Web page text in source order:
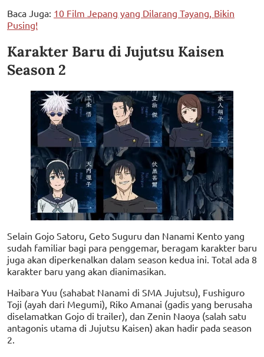
Baca Juga: 10 Film Jepang yang Dilarang Tayang, Bikin
Pusing!
Karakter Baru di Jujutsu Kaisen
Season 2
Selain Gojo Satoru, Geto Suguru dan Nanami Kento yang
sudah familiar bagi para penggemar, beragam karakter baru
juga akan diperkenalkan dalam season kedua ini. Total ada 8
karakter baru yang akan dianimasikan.
Haibara Yuu (sahabat Nanami di SMA Jujutsu), Fushiguro
Toji (ayah dari Megumi), Riko Amanai (gadis yang berusaha
diselamatkan Gojo di trailer), dan Zenin Naoya (salah satu
antagonis utama di Jujutsu Kaisen) akan hadir pada season
2.